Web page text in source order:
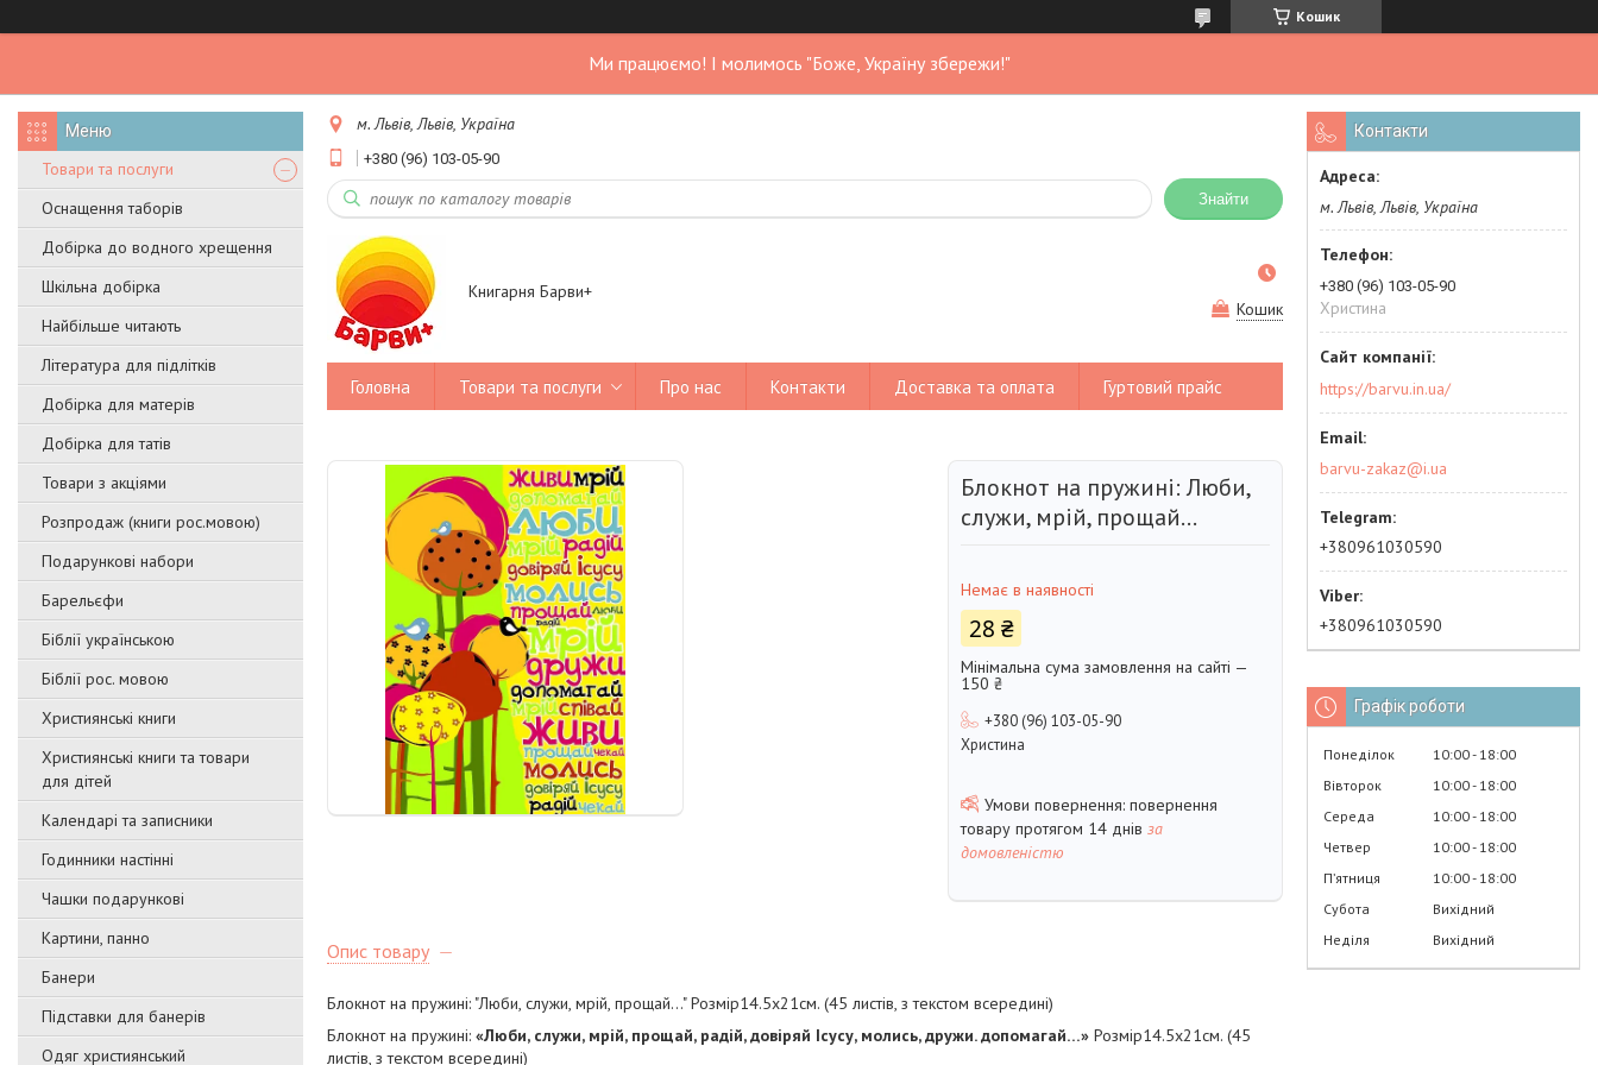
Кошик
Ми працюємо! І молимось "Боже, Україну збережи!"
Товари та послуги
Оснащення таборів
Добірка до водного хрещення
Шкільна добірка
Найбільше читають
Література для підлітків
Добірка для матерів
Добірка для татів
Товари з акціями
Розпродаж (книги рос.мовою)
Подарункові набори
Барельєфи
Біблії українською
Біблії рос. мовою
Християнські книги
Християнські книги та товари
для дітей
Календарі та записники
Годинники настінні
Чашки подарункові
Картини, панно
Банери
Підставки для банерів
Одяг християнський
м. Львів, Львів, Україна
+380 (96) 103-05-90
Знайти
Книгарня Барви+
Кошик
Головна Товари та послуги Про нас Контакти Доставка та оплата Гуртовий прайс
Блокнот на пружині: Люби,
служи, мрій, прощай…
Немає в наявності
28 ₴
Мінімальна сума замовлення на сайті —
150 ₴
+380 (96) 103-05-90
Христина
повернення
товару протягом 14 днів за
домовленістю
Опис товару
Блокнот на пружині: "Люби, служи, мрій, прощай…" Розмір14.5х21см. (45 листів, з текстом всередині)
Блокнот на пружині: «Люби, служи, мрій, прощай, радій, довіряй Ісусу, молись, дружи. допомагай…» Розмір14.5х21см. (45
листів, з текстом всередині)
Контакти
м. Львів, Львів, Україна
+380 (96) 103-05-90
Христина
https://barvu.in.ua/
barvu-zakaz@i.ua
+380961030590
+380961030590
Графік роботи
Понеділок 10:00 18:00
Вівторок
10:00 18:00
Середа
10:00 18:00
Четвер
10:00 18:00
Пʼятниця
10:00 18:00
Субота
Вихідний
Неділя
Вихідний